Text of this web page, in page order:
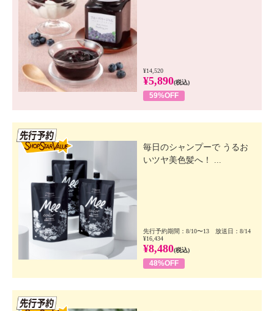
¥14,520
¥5,890(税込)
59%OFF
毎日のシャンプーで うるお
いツヤ美色髪へ！ ...
先行予約期間：8/10〜13 放送日：8/14
¥16,434
¥8,480(税込)
48%OFF